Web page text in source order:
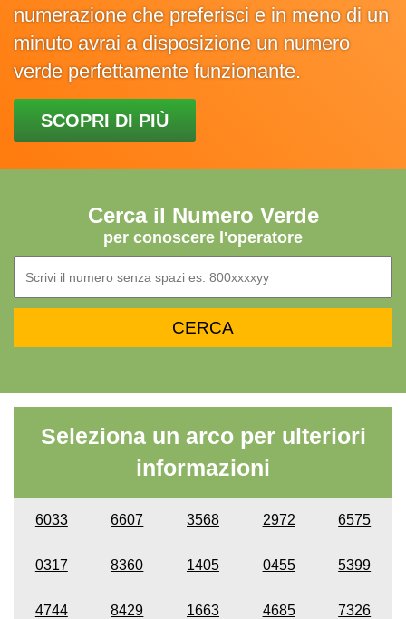
numerazione che preferisci e in meno di un
minuto avrai a disposizione un numero
verde perfettamente funzionante.
SCOPRI DI PIÙ
Cerca il Numero Verde
per conoscere l'operatore
Seleziona un arco per ulteriori
informazioni
6033 6607 3568 2972 6575
0317 8360 1405 0455 5399
4744 8429 1663 4685 7326